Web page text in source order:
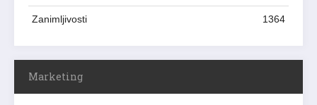
Zanimljivosti 1364
Marketing